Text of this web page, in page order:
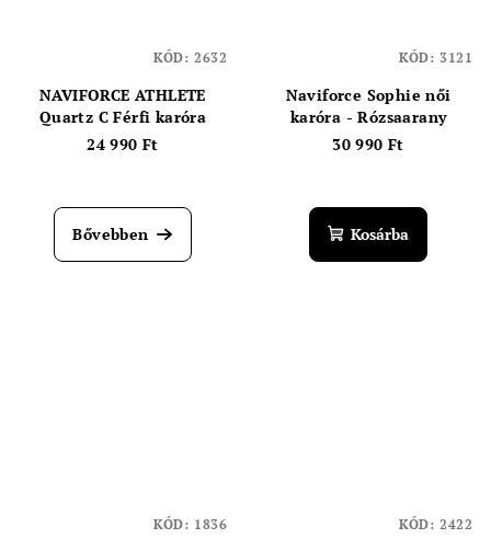
NAVIFORCE ATHLETE
Quartz C Férfi karóra
24 990 Ft
Bővebben
KÓD: 2632
Naviforce Sophie női
karóra - Rózsaarany
30 990 Ft
Kosárba
KÓD: 3121
KÓD: 1836 KÓD: 2422